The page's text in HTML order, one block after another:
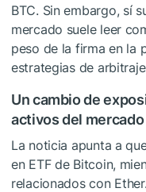
BTC. Sin embargo, sí
mercado suele leer
peso de la firma en la
estrategias de
Un cambio de
activos del mercado
La noticia apunta a
en ETF de Bitcoin,
relacionados con